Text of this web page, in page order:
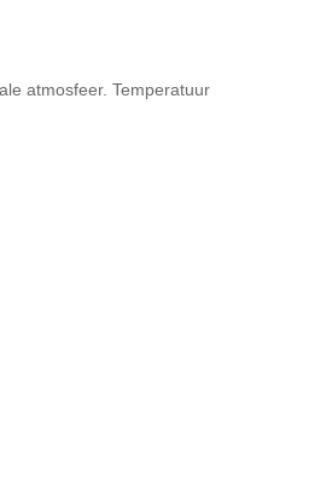
atmosfeer. Temperatuur